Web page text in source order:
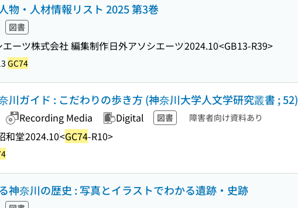
物・人材情報リスト 2025 第3巻
図書
エーツ株式会社 編集制作日外アソシエーツ2024.10<GB13-R39>
GC74
川ガイド : こだわりの歩き方 (神奈川大学人文学研究叢書 ; 52)
Recording Media Digital 図書 障害者向け資料あり
和堂2024.10<GC74-R10>
神奈川の歴史 : 写真とイラストでわかる遺跡・史跡